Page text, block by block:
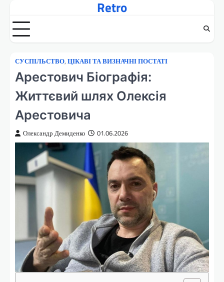
вмісту
Retro
СУСПІЛЬСТВО, ЦІКАВІ ТА ВИЗНАЧНІ ПОСТАТІ
Арестович Біографія:
Життєвий шлях Олексія
Арестовича
Олександр Демиденко 01.06.2026